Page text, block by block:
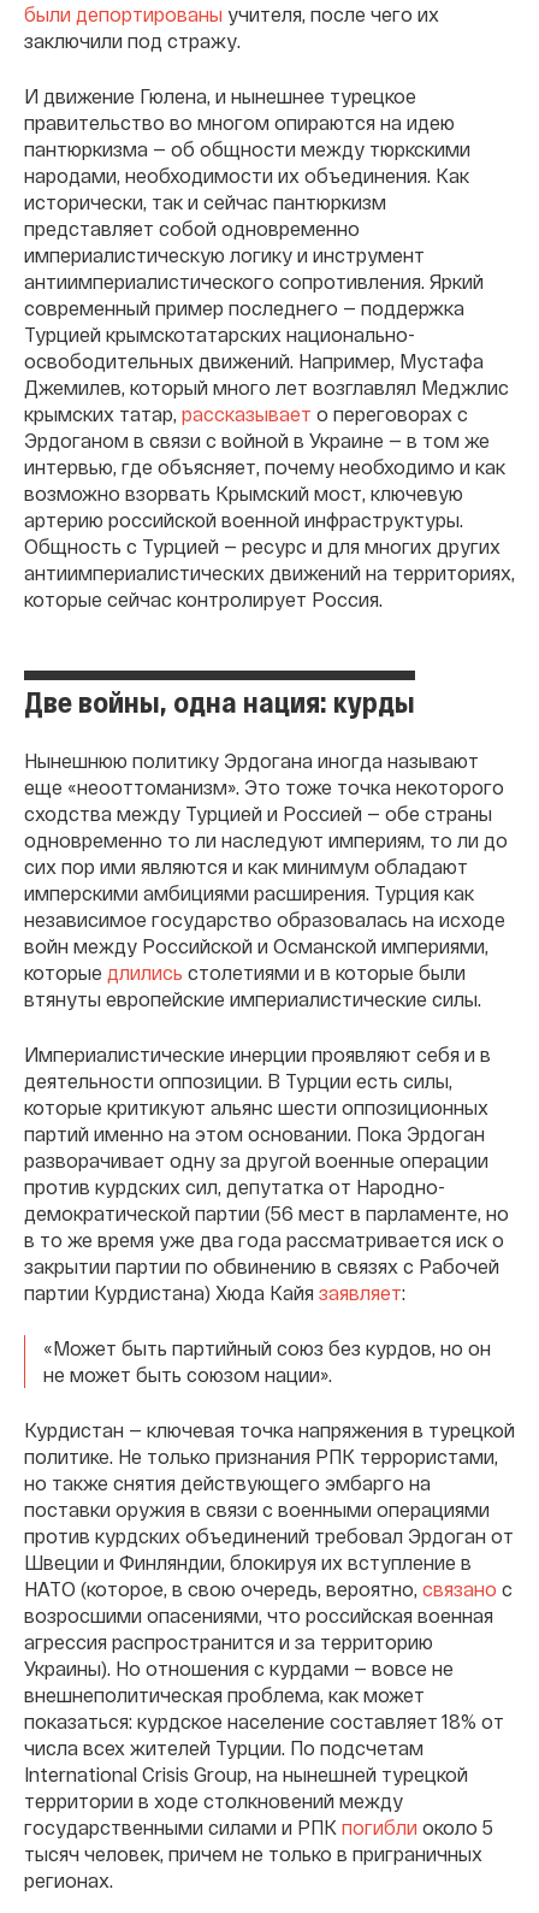
были депортированы учителя, после чего их
заключили под стражу.
И движение Гюлена, и нынешнее турецкое
правительство во многом опираются на идею
пантюркизма — об общности между тюркскими
народами, необходимости их объединения. Как
исторически, так и сейчас пантюркизм
представляет собой одновременно
империалистическую логику и инструмент
антиимпериалистического сопротивления. Яркий
современный пример последнего — поддержка
Турцией крымскотатарских национально-
освободительных движений. Например, Мустафа
Джемилев, который много лет возглавлял Меджлис
крымских татар, рассказывает о переговорах с
Эрдоганом в связи с войной в Украине — в том же
интервью, где объясняет, почему необходимо и как
возможно взорвать Крымский мост, ключевую
артерию российской военной инфраструктуры.
Общность с Турцией — ресурс и для многих других
антиимпериалистических движений на территориях,
которые сейчас контролирует Россия.
Две войны, одна нация: курды
Нынешнюю политику Эрдогана иногда называют
еще «неооттоманизм». Это тоже точка некоторого
сходства между Турцией и Россией — обе страны
одновременно то ли наследуют империям, то ли до
сих пор ими являются и как минимум обладают
имперскими амбициями расширения. Турция как
независимое государство образовалась на исходе
войн между Российской и Османской империями,
которые длились столетиями и в которые были
втянуты европейские империалистические силы.
Империалистические инерции проявляют себя и в
деятельности оппозиции. В Турции есть силы,
которые критикуют альянс шести оппозиционных
партий именно на этом основании. Пока Эрдоган
разворачивает одну за другой военные операции
против курдских сил, депутатка от Народно-
демократической партии (56 мест в парламенте, но
в то же время уже два года рассматривается иск о
закрытии партии по обвинению в связях с Рабочей
партии Курдистана) Хюда Кайя заявляет:
«Может быть партийный союз без курдов, но он
не может быть союзом нации».
Курдистан — ключевая точка напряжения в турецкой
политике. Не только признания РПК террористами,
но также снятия действующего эмбарго на
поставки оружия в связи с военными операциями
против курдских объединений требовал Эрдоган от
Швеции и Финляндии, блокируя их вступление в
НАТО (которое, в свою очередь, вероятно, связано с
возросшими опасениями, что российская военная
агрессия распространится и за территорию
Украины). Но отношения с курдами — вовсе не
внешнеполитическая проблема, как может
показаться: курдское население составляет 18% от
числа всех жителей Турции. По подсчетам
International Crisis Group, на нынешней турецкой
территории в ходе столкновений между
государственными силами и РПК погибли около 5
тысяч человек, причем не только в приграничных
регионах.